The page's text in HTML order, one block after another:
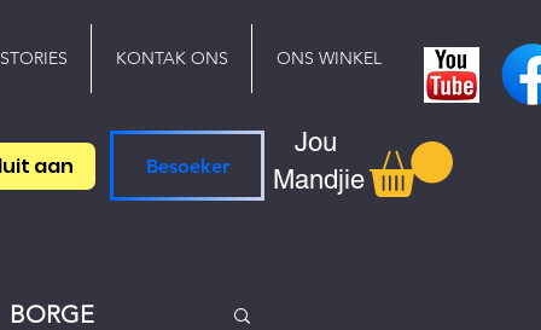
KONTAK ONS ONS WINKEL
aan Besoeker
Jou
Mandjie
BORGE